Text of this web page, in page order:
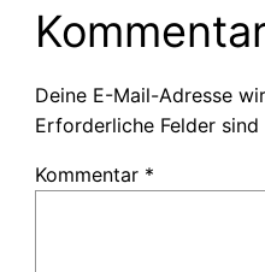
Deine E-Mail-Adresse
Erforderliche Felder sind
Kommentar *